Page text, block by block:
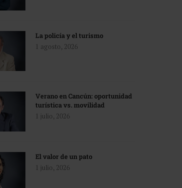
La policía y el turismo
1 agosto, 2026
Verano en Cancún: oportunidad
turística vs. movilidad
1 julio, 2026
El valor de un pato
1 julio, 2026